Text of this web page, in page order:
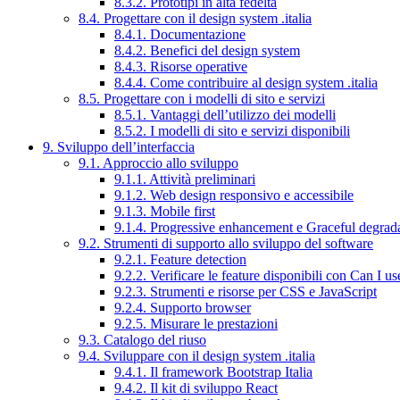
8.4. Progettare con il design system .italia
8.4.1. Documentazione
8.4.2. Benefici del design system
8.4.3. Risorse operative
8.4.4. Come contribuire al design system .italia
8.5. Progettare con i modelli di sito e servizi
8.5.1. Vantaggi dell’utilizzo dei modelli
8.5.2. I modelli di sito e servizi disponibili
9. Sviluppo dell’interfaccia
9.1. Approccio allo sviluppo
9.1.1. Attività preliminari
9.1.2. Web design responsivo e accessibile
9.1.3. Mobile first
9.1.4. Progressive enhancement e Graceful
9.2. Strumenti di supporto allo sviluppo del software
9.2.1. Feature detection
9.2.2. Verificare le feature disponibili con Can I
9.2.3. Strumenti e risorse per CSS e JavaScript
9.2.4. Supporto browser
9.2.5. Misurare le prestazioni
9.3. Catalogo del riuso
9.4. Sviluppare con il design system .italia
9.4.1. Il framework Bootstrap Italia
9.4.2. Il kit di sviluppo React